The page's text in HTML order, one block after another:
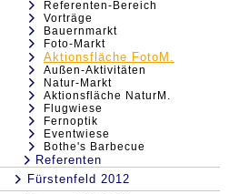
Referenten-Bereich
Vorträge
Bauernmarkt
Foto-Markt
Aktionsfläche FotoM.
Außen-Aktivitäten
Natur-Markt
Aktionsfläche NaturM.
Flugwiese
Fernoptik
Eventwiese
Bothe's Barbecue
Referenten
Fürstenfeld 2012